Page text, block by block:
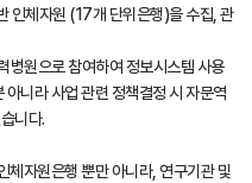
인체자원 (17개 단위은행)을 수집, 관
원으로 참여하여 정보시스템 사용
니라 사업 관련 정책결정 시 자문역
니다.
자원은행 뿐만 아니라, 연구기관 및